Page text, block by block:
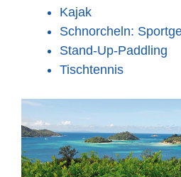
Kajak
Schnorcheln:
Stand-Up-Paddling
Tischtennis